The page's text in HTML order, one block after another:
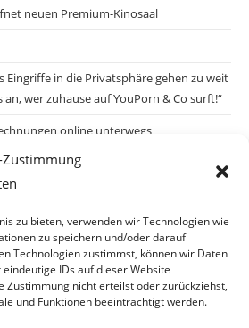
Zustimmung
zu bieten, verwenden wir Technologien wie
zu speichern und/oder darauf
Technologien zustimmst, können wir Daten
IDs auf dieser Website
Zustimmung nicht erteilst oder zurückziehst,
und Funktionen beeinträchtigt werden.
neuen Premium-Kinosaal
Eingriffe in die Privatsphäre gehen zu weit
wer zuhause auf YouPorn & Co surft!“
online unterwegs
Sicherheit: „Erst nach einem Anschlag wäre